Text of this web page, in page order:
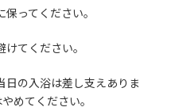
ってください。
てください。
日の入浴は差し支えありま
めてください。